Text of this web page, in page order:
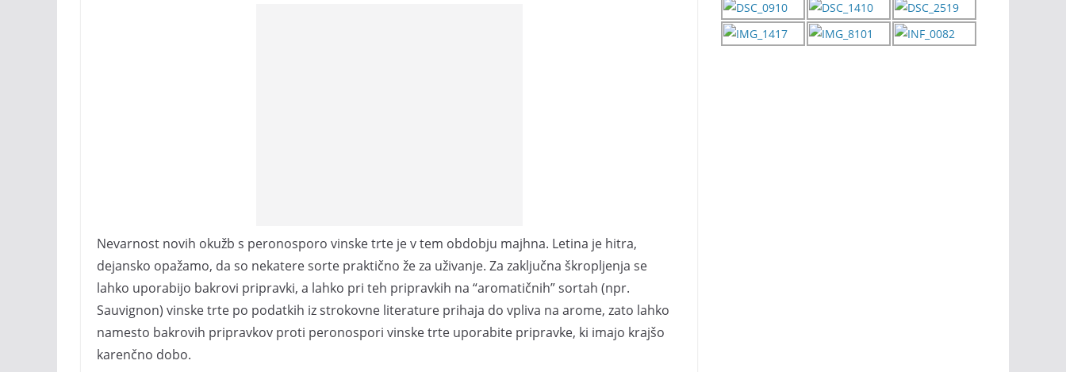
Nevarnost novih okužb s peronosporo vinske trte je v tem obdobju majhna. Letina je hitra,
dejansko opažamo, da so nekatere sorte praktično že za uživanje. Za zaključna škropljenja se
lahko uporabijo bakrovi pripravki, a lahko pri teh pripravkih na “aromatičnih” sortah (npr.
Sauvignon) vinske trte po podatkih iz strokovne literature prihaja do vpliva na arome, zato lahko
namesto bakrovih pripravkov proti peronospori vinske trte uporabite pripravke, ki imajo krajšo
karenčno dobo.